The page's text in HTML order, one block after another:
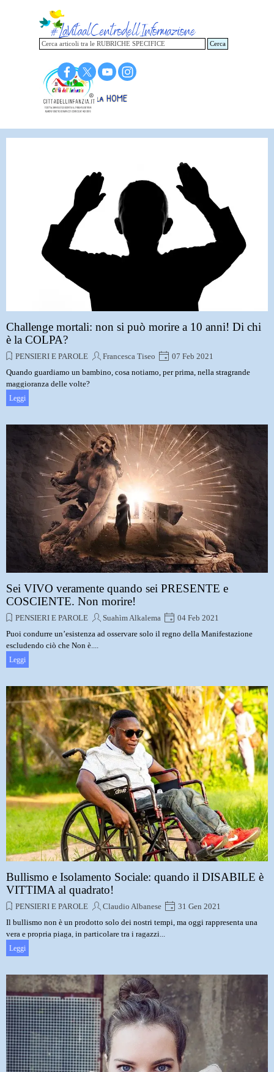
Torna alla HOME
Cerca
Challenge mortali: non si può morire a 10 anni! Di chi
è la COLPA?
PENSIERI E PAROLE Francesca Tiseo
07 Feb 2021
Quando guardiamo un bambino, cosa notiamo, per prima, nella stragrande
maggioranza delle volte?
Leggi
Sei VIVO veramente quando sei PRESENTE e
COSCIENTE. Non morire!
PENSIERI E PAROLE Suahìm Alkalema
04 Feb 2021
Puoi condurre un’esistenza ad osservare solo il regno della Manifestazione
escludendo ciò che Non è....
Leggi
Bullismo e Isolamento Sociale: quando il DISABILE è
VITTIMA al quadrato!
PENSIERI E PAROLE Claudio Albanese
31 Gen 2021
Il bullismo non è un prodotto solo dei nostri tempi, ma oggi rappresenta una
vera e propria piaga, in particolare tra i ragazzi...
Leggi